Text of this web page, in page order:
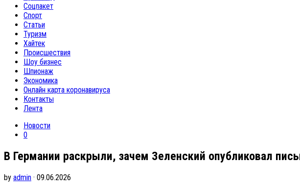
Соцпакет
Спорт
Статьи
Туризм
Хайтек
Происшествия
Шоу бизнес
Шпионаж
Экономика
Онлайн карта коронавируса
Контакты
Лента
Новости
0
В Германии раскрыли, зачем Зеленский опубликовал
by admin · 09.06.2026